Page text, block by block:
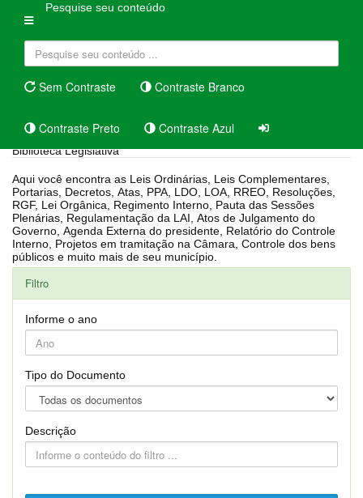
Pesquise seu conteúdo
Sem Contraste Contraste Branco
Contraste Preto Contraste Azul
Biblioteca Legislativa
Aqui você encontra as Leis Ordinárias, Leis Complementares,
Portarias, Decretos, Atas, PPA, LDO, LOA, RREO, Resoluções,
RGF, Lei Orgânica, Regimento Interno, Pauta das Sessões
Plenárias, Regulamentação da LAI, Atos de Julgamento do
Governo, Agenda Externa do presidente, Relatório do Controle
Interno, Projetos em tramitação na Câmara, Controle dos bens
públicos e muito mais de seu município.
Filtro
Informe o ano
Tipo do Documento
Descrição